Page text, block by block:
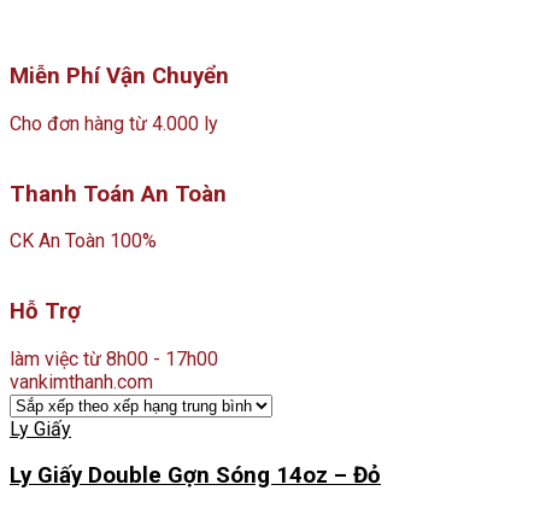
Miễn Phí Vận Chuyển
Cho đơn hàng từ 4.000 ly
Thanh Toán An Toàn
CK An Toàn 100%
Hỗ Trợ
làm việc từ 8h00 - 17h00
vankimthanh.com
Ly Giấy
Ly Giấy Double Gợn Sóng 14oz – Đỏ